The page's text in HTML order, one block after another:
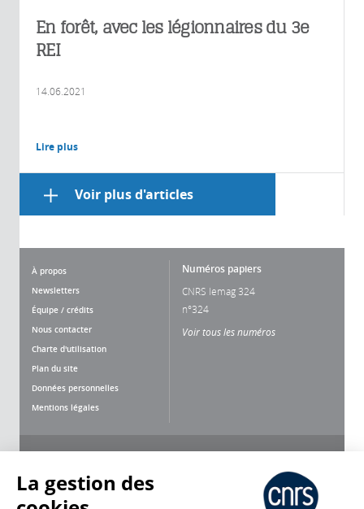
En forêt, avec les légionnaires du 3e
REI
14.06.2021
Lire plus
Voir plus d'articles
À propos
Newsletters
Équipe / crédits
Nous contacter
Charte d'utilisation
Plan du site
Données personnelles
Mentions légales
Numéros papiers
CNRS lemag 324
n°324
Voir tous les numéros
La gestion des